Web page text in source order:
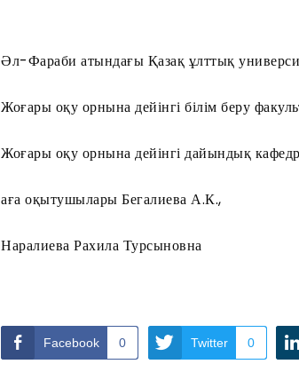
Әл-Фараби атындағы Қазақ ұлттық
Жоғары оқу орнына дейінгі білім беру
Жоғары оқу орнына дейінгі дайындық
аға оқытушылары Бегалиева А.К.,
Наралиева Рахила Турсыновна
Facebook 0 Twitter 0